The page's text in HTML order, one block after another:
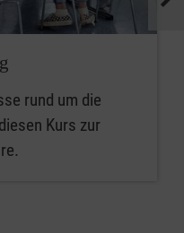
rund um die
Kurs zur